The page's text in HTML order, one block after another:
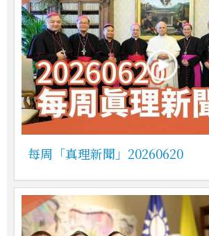
每周「真理新聞」20260620